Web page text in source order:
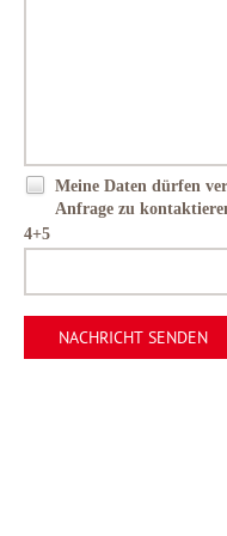
Meine Daten dürfen
Anfrage zu
4+5